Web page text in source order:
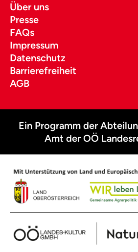
Über uns
Presse
FAQs
Impressum
Datenschutz
Barrierefreiheit
AGB
Ein Programm der
Amt der OÖ